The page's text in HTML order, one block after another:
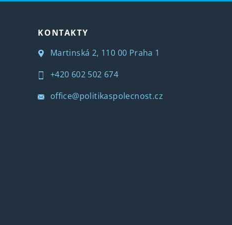
KONTAKTY
Martinská 2, 110 00 Praha 1
+420 602 502 674
office@politikaspolecnost.cz